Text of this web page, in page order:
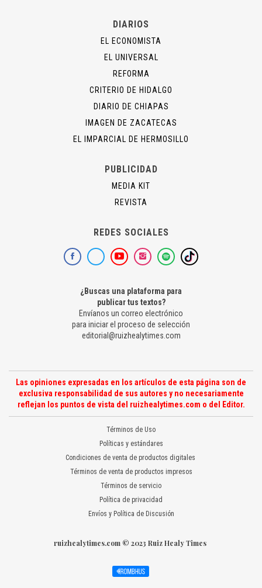
DIARIOS
EL ECONOMISTA
EL UNIVERSAL
REFORMA
CRITERIO DE HIDALGO
DIARIO DE CHIAPAS
IMAGEN DE ZACATECAS
EL IMPARCIAL DE HERMOSILLO
PUBLICIDAD
MEDIA KIT
REVISTA
REDES SOCIALES
¿Buscas una plataforma para
publicar tus textos?
Envíanos un correo electrónico
para iniciar el proceso de selección
editorial@ruizhealytimes.com
Las opiniones expresadas en los artículos de esta página son de
exclusiva responsabilidad de sus autores y no necesariamente
reflejan los puntos de vista del ruizhealytimes.com o del Editor.
Términos de Uso
Políticas y estándares
Condiciones de venta de productos digitales
Términos de venta de productos impresos
Términos de servicio
Política de privacidad
Envíos y Política de Discusión
ruizhealytimes.com © 2023 Ruiz Healy Times